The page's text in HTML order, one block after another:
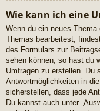
Wie kann ich eine
Wenn du ein neues
Themas bearbeitest,
des Formulars zur
sehen können, so hast du
Umfragen zu erstellen. Du
Antwortmöglichkeiten in
sicherstellen, dass jede
Du kannst auch unter